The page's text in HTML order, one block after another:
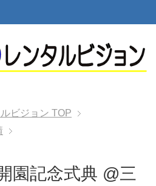
ビジョン TOP
園記念式典 @三